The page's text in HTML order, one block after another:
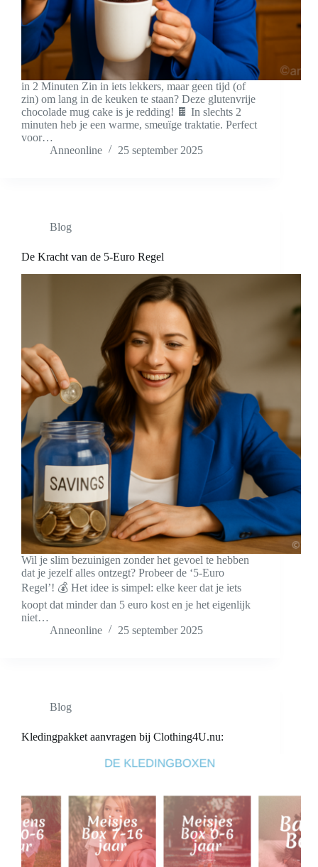
in 2 Minuten Zin in iets lekkers, maar geen tijd (of
zin) om lang in de keuken te staan? Deze glutenvrije
chocolade mug cake is je redding! 🍫 In slechts 2
minuten heb je een warme, smeuïge traktatie. Perfect
voor…
Anneonline
25 september 2025
Blog
De Kracht van de 5-Euro Regel
Wil je slim bezuinigen zonder het gevoel te hebben
dat je jezelf alles ontzegt? Probeer de ‘5-Euro
Regel’! 💰 Het idee is simpel: elke keer dat je iets
koopt dat minder dan 5 euro kost en je het eigenlijk
niet…
Anneonline
25 september 2025
Blog
Kledingpakket aanvragen bij Clothing4U.nu: